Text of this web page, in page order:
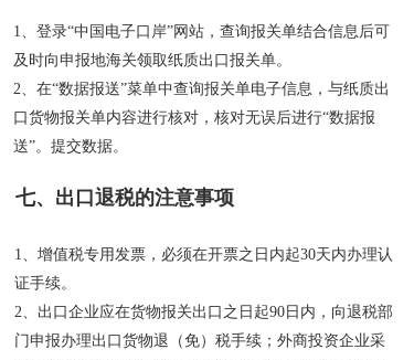
1、登录“中国电子口岸”网站，查询报关单结合信息后可
及时向申报地海关领取纸质出口报关单。
2、在“数据报送”菜单中查询报关单电子信息，与纸质出
口货物报关单内容进行核对，核对无误后进行“数据报
送”。提交数据。
七、出口退税的注意事项
1、增值税专用发票，必须在开票之日内起30天内办理认
证手续。
2、出口企业应在货物报关出口之日起90日内，向退税部
门申报办理出口货物退（免）税手续；外商投资企业采